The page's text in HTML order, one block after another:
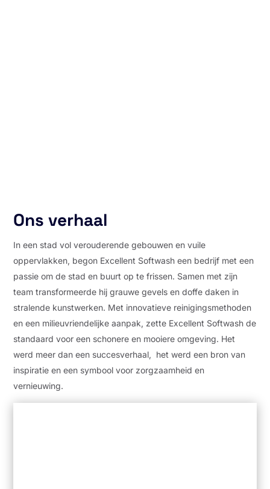
Ons verhaal
In een stad vol verouderende gebouwen en vuile
oppervlakken, begon Excellent Softwash een bedrijf met een
passie om de stad en buurt op te frissen. Samen met zijn
team transformeerde hij grauwe gevels en doffe daken in
stralende kunstwerken. Met innovatieve reinigingsmethoden
en een milieuvriendelijke aanpak, zette Excellent Softwash de
standaard voor een schonere en mooiere omgeving. Het
werd meer dan een succesverhaal, het werd een bron van
inspiratie en een symbool voor zorgzaamheid en
vernieuwing.